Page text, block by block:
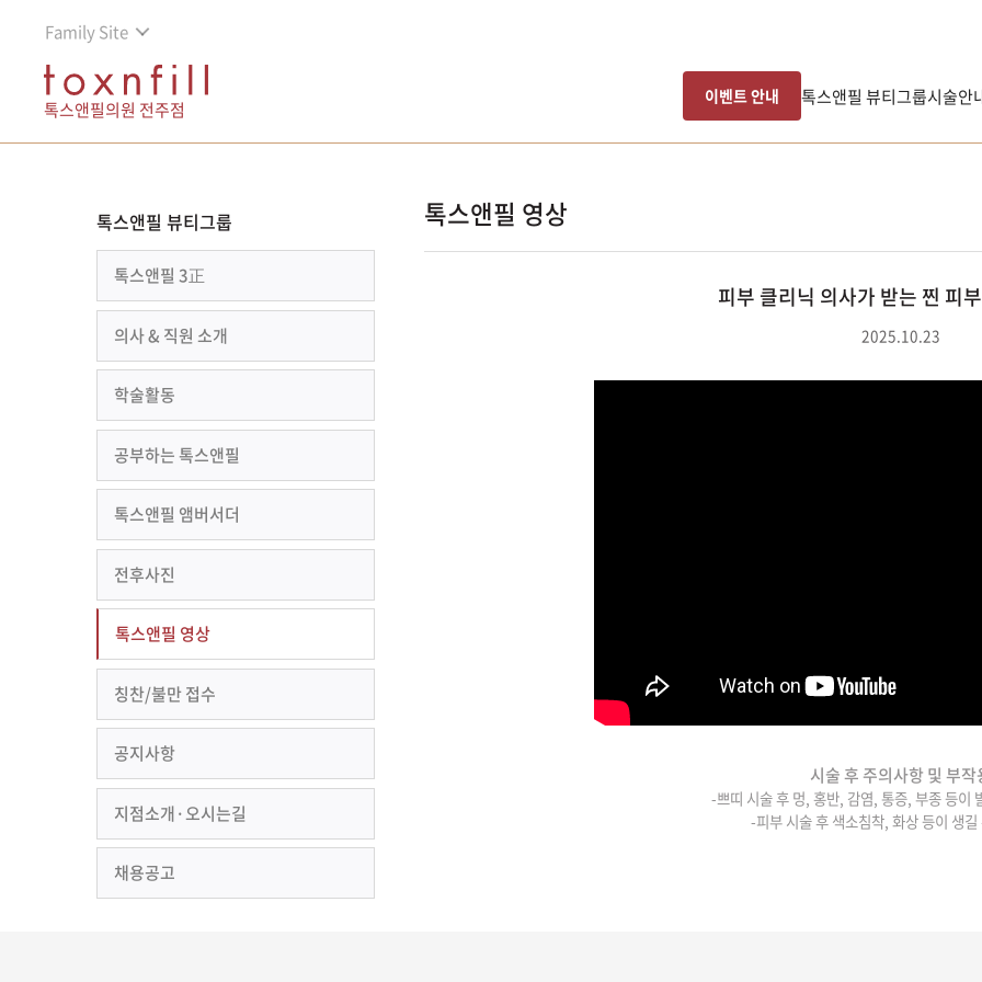
Family Site
톡스앤필의원 전주점
이벤트 안내 톡스앤필 뷰티그룹시술안
톡스앤필 뷰티그룹
톡스앤필 3正
의사 & 직원 소개
학술활동
공부하는 톡스앤필
톡스앤필 앰버서더
전후사진
톡스앤필 영상
칭찬/불만 접수
공지사항
지점소개·오시는길
채용공고
톡스앤필 영상
피부 클리닉 의사가 받는 찐 피
2025.10.23
시술 후 주의사항 및 부작
-쁘띠 시술 후 멍, 홍반, 감염, 통증, 부종 등이
-피부 시술 후 색소침착, 화상 등이 생